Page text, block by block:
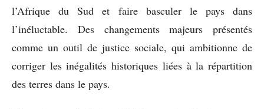
l’Afrique du Sud et faire basculer le pays dans
l’inéluctable. Des changements majeurs présentés
comme un outil de justice sociale, qui ambitionne de
corriger les inégalités historiques liées à la répartition
des terres dans le pays.